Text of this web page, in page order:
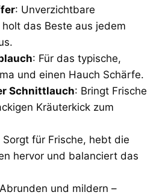
: Unverzichtbare
das Beste aus jedem
: Für das typische,
und einen Hauch Schärfe.
Schnittlauch: Bringt Frische
Kräuterkick zum
Sorgt für Frische, hebt die
hervor und balanciert das
und mildern –